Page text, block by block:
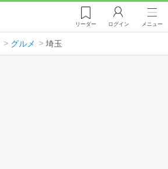
リーダー ログイン メニュー
グルメ 埼玉